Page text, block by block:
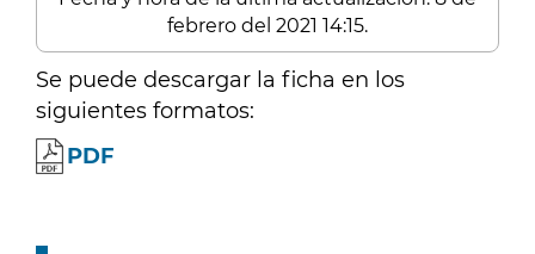
febrero del 2021 14:15.
Se puede descargar la ficha en los
siguientes formatos:
PDF